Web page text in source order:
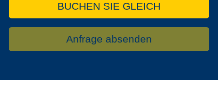
BUCHEN SIE GLEICH
Anfrage absenden